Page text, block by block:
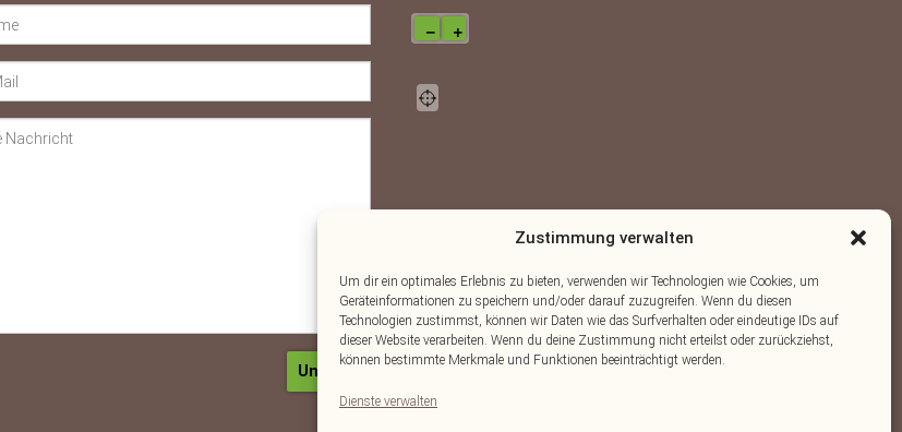
Zustimmung verwalten
Um dir ein optimales Erlebnis zu bieten, verwenden wir Technologien wie Cookies, um
Geräteinformationen zu speichern und/oder darauf zuzugreifen. Wenn du diesen
Technologien zustimmst, können wir Daten wie das Surfverhalten oder eindeutige IDs auf
dieser Website verarbeiten. Wenn du deine Zustimmung nicht erteilst oder zurückziehst,
können bestimmte Merkmale und Funktionen beeinträchtigt werden.
Dienste verwalten
+
−
©OpenStreetMapcontributors. ·Lösung von Dr. DSGVO